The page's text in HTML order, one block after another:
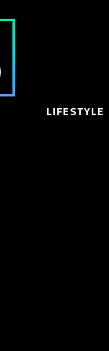
LIFESTYLE